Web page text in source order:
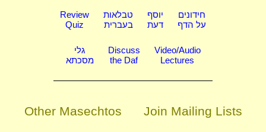
Review
Quiz
טבלאות
בעברית
יוסף
דעת
חידונים
על הדף
גלי
מסכתא
Discuss
the Daf
Video/Audio
Lectures
Other Masechtos
Join Mailing Lists